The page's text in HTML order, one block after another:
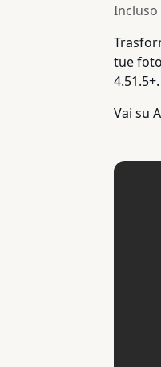
Incluso
tue
4.51.5+.
Vai su